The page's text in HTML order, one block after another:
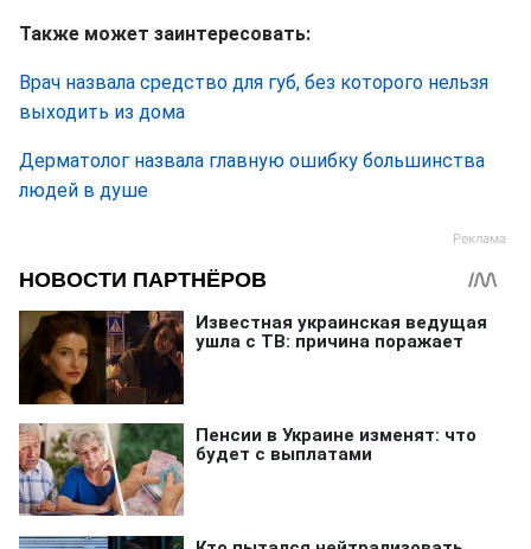
Также может заинтересовать:
Врач назвала средство для губ, без которого нельзя
выходить из дома
Дерматолог назвала главную ошибку большинства
людей в душе